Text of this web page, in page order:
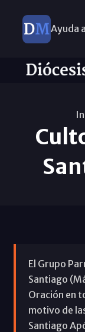
Ayuda
El Grupo
Santiago
Oración en
motivo de
Santiago